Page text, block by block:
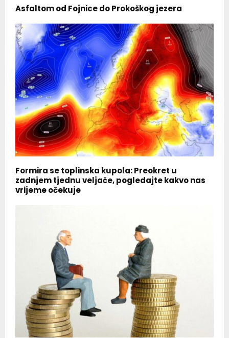
Asfaltom od Fojnice do Prokoškog jezera
Formira se toplinska kupola: Preokret u
zadnjem tjednu veljače, pogledajte kakvo nas
vrijeme očekuje